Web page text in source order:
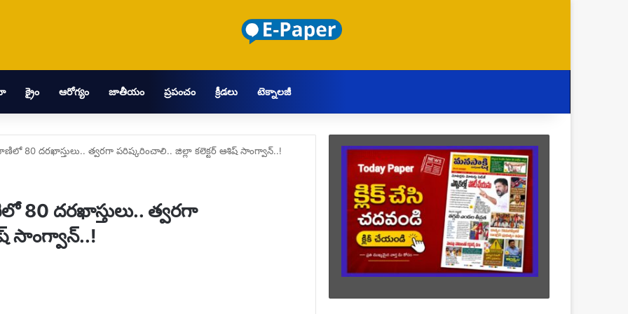
క్రైం ఆరోగ్యం జాతీయం ప్రపంచం క్రీడలు టెక్నాలజీ
80 దరఖాస్తులు.. త్వరగా పరిష్కరించాలి.. జిల్లా కలెక్టర్ ఆశిష్ సాంగ్వాన్..!
80 దరఖాస్తులు.. త్వరగా
సాంగ్వాన్..!